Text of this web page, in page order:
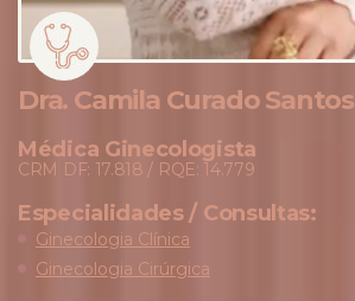
Dra. Camila Curado Santos
Médica Ginecologista
CRM DF: 17.818 / RQE: 14.779
Especialidades / Consultas:
Ginecologia Clínica
Ginecologia Cirúrgica